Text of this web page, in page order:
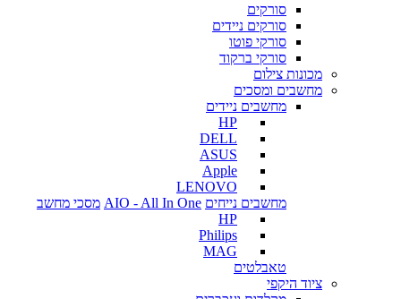
סורקים
סורקים ניידים
סורקי פוטו
סורקי ברקוד
מכונות צילום
מחשבים ומסכים
מחשבים ניידים
HP
DELL
ASUS
Apple
LENOVO
מחשבים נייחים AIO - All In One מסכי מחשב
HP
Philips
MAG
טאבלטים
ציוד היקפי